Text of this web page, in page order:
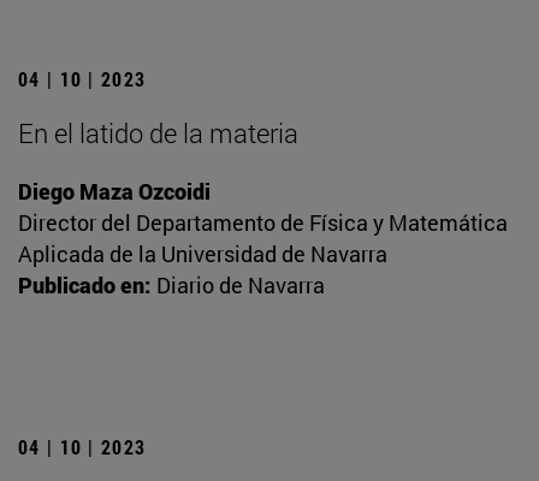
04 | 10 | 2023
En el latido de la materia
Diego Maza Ozcoidi
Director del Departamento de Física y Matemática
Aplicada de la Universidad de Navarra
Publicado en: Diario de Navarra
04 | 10 | 2023